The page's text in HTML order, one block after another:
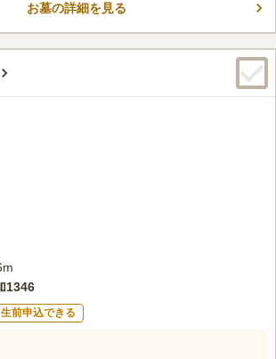
す。 穏やかな気持ちで故人と向き合いたい方におす
評価されていません。
お墓の詳細を見る
1346
生前申込できる